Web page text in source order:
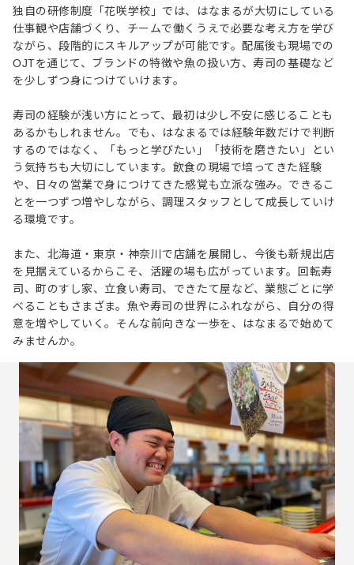
独自の研修制度「花咲学校」では、はなまるが大切にしている
仕事観や店舗づくり、チームで働くうえで必要な考え方を学び
ながら、段階的にスキルアップが可能です。配属後も現場での
OJTを通じて、ブランドの特徴や魚の扱い方、寿司の基礎など
を少しずつ身につけていけます。
寿司の経験が浅い方にとって、最初は少し不安に感じることも
あるかもしれません。でも、はなまるでは経験年数だけで判断
するのではなく、「もっと学びたい」「技術を磨きたい」とい
う気持ちも大切にしています。飲食の現場で培ってきた経験
や、日々の営業で身につけてきた感覚も立派な強み。できるこ
とを一つずつ増やしながら、調理スタッフとして成長していけ
る環境です。
また、北海道・東京・神奈川で店舗を展開し、今後も新規出店
を見据えているからこそ、活躍の場も広がっています。回転寿
司、町のすし家、立食い寿司、できたて屋など、業態ごとに学
べることもさまざま。魚や寿司の世界にふれながら、自分の得
意を増やしていく。そんな前向きな一歩を、はなまるで始めて
みませんか。